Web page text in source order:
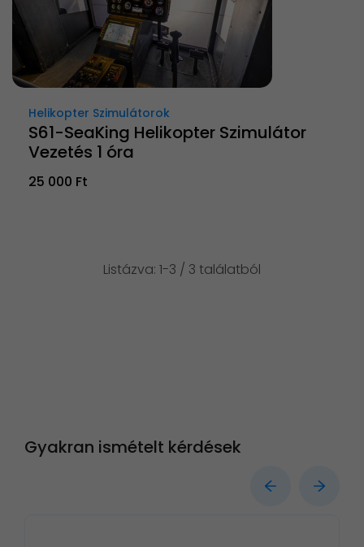
Helikopter Szimulátorok
S61-SeaKing Helikopter Szimulátor
Vezetés 1 óra
25 000 Ft
Listázva: 1-3 / 3 találatból
Gyakran ismételt kérdések